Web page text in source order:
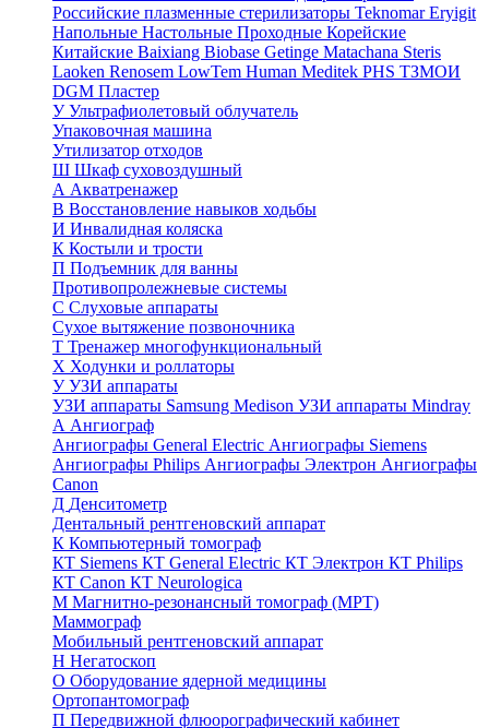
Российские плазменные стерилизаторы TeknomarEryigit
Напольные Настольные Проходные Корейские
Китайские Baixiang Biobase Getinge Matachana Steris
Laoken Renosem LowTem Human Meditek PHS ТЗМОИ
DGM Пластер
УУльтрафиолетовый облучатель
Упаковочная машина
Утилизатор отходов
Ш Шкаф суховоздушный
А Акватренажер
В Восстановление навыков ходьбы
И Инвалидная коляска
К Костыли и трости
П Подъемник для ванны
Противопролежневые системы
С Слуховые аппараты
Сухое вытяжение позвоночника
Т Тренажер многофункциональный
Х Ходунки и роллаторы
УУЗИ аппараты
УЗИ аппараты Samsung Medison УЗИ аппараты Mindray
А Ангиограф
Ангиографы General Electric Ангиографы Siemens
Ангиографы Philips Ангиографы Электрон Ангиографы
Canon
Д Денситометр
Дентальный рентгеновский аппарат
К Компьютерный томограф
КТ Siemens КТ General Electric КТ Электрон КТ Philips
КТ Canon КТ Neurologica
М Магнитно-резонансный томограф (МРТ)
Маммограф
Мобильный рентгеновский аппарат
Н Негатоскоп
О Оборудование ядерной медицины
Ортопантомограф
П Передвижной флюорографический кабинет